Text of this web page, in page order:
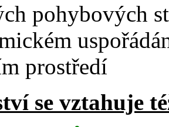
pohybových
prostředí
se vztahuje